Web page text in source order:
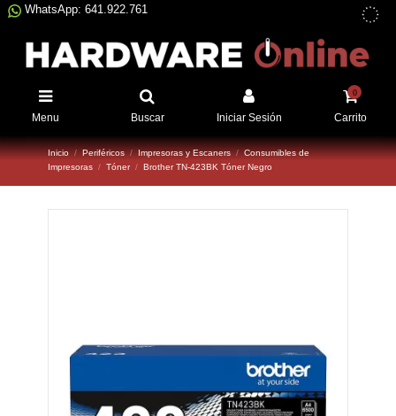
WhatsApp: 641.922.761
Menu Buscar Iniciar Sesión
0
Carrito
Inicio Periféricos Impresoras y Escaners
Consumibles de
Impresoras
Tóner Brother TN-423BK Tóner Negro